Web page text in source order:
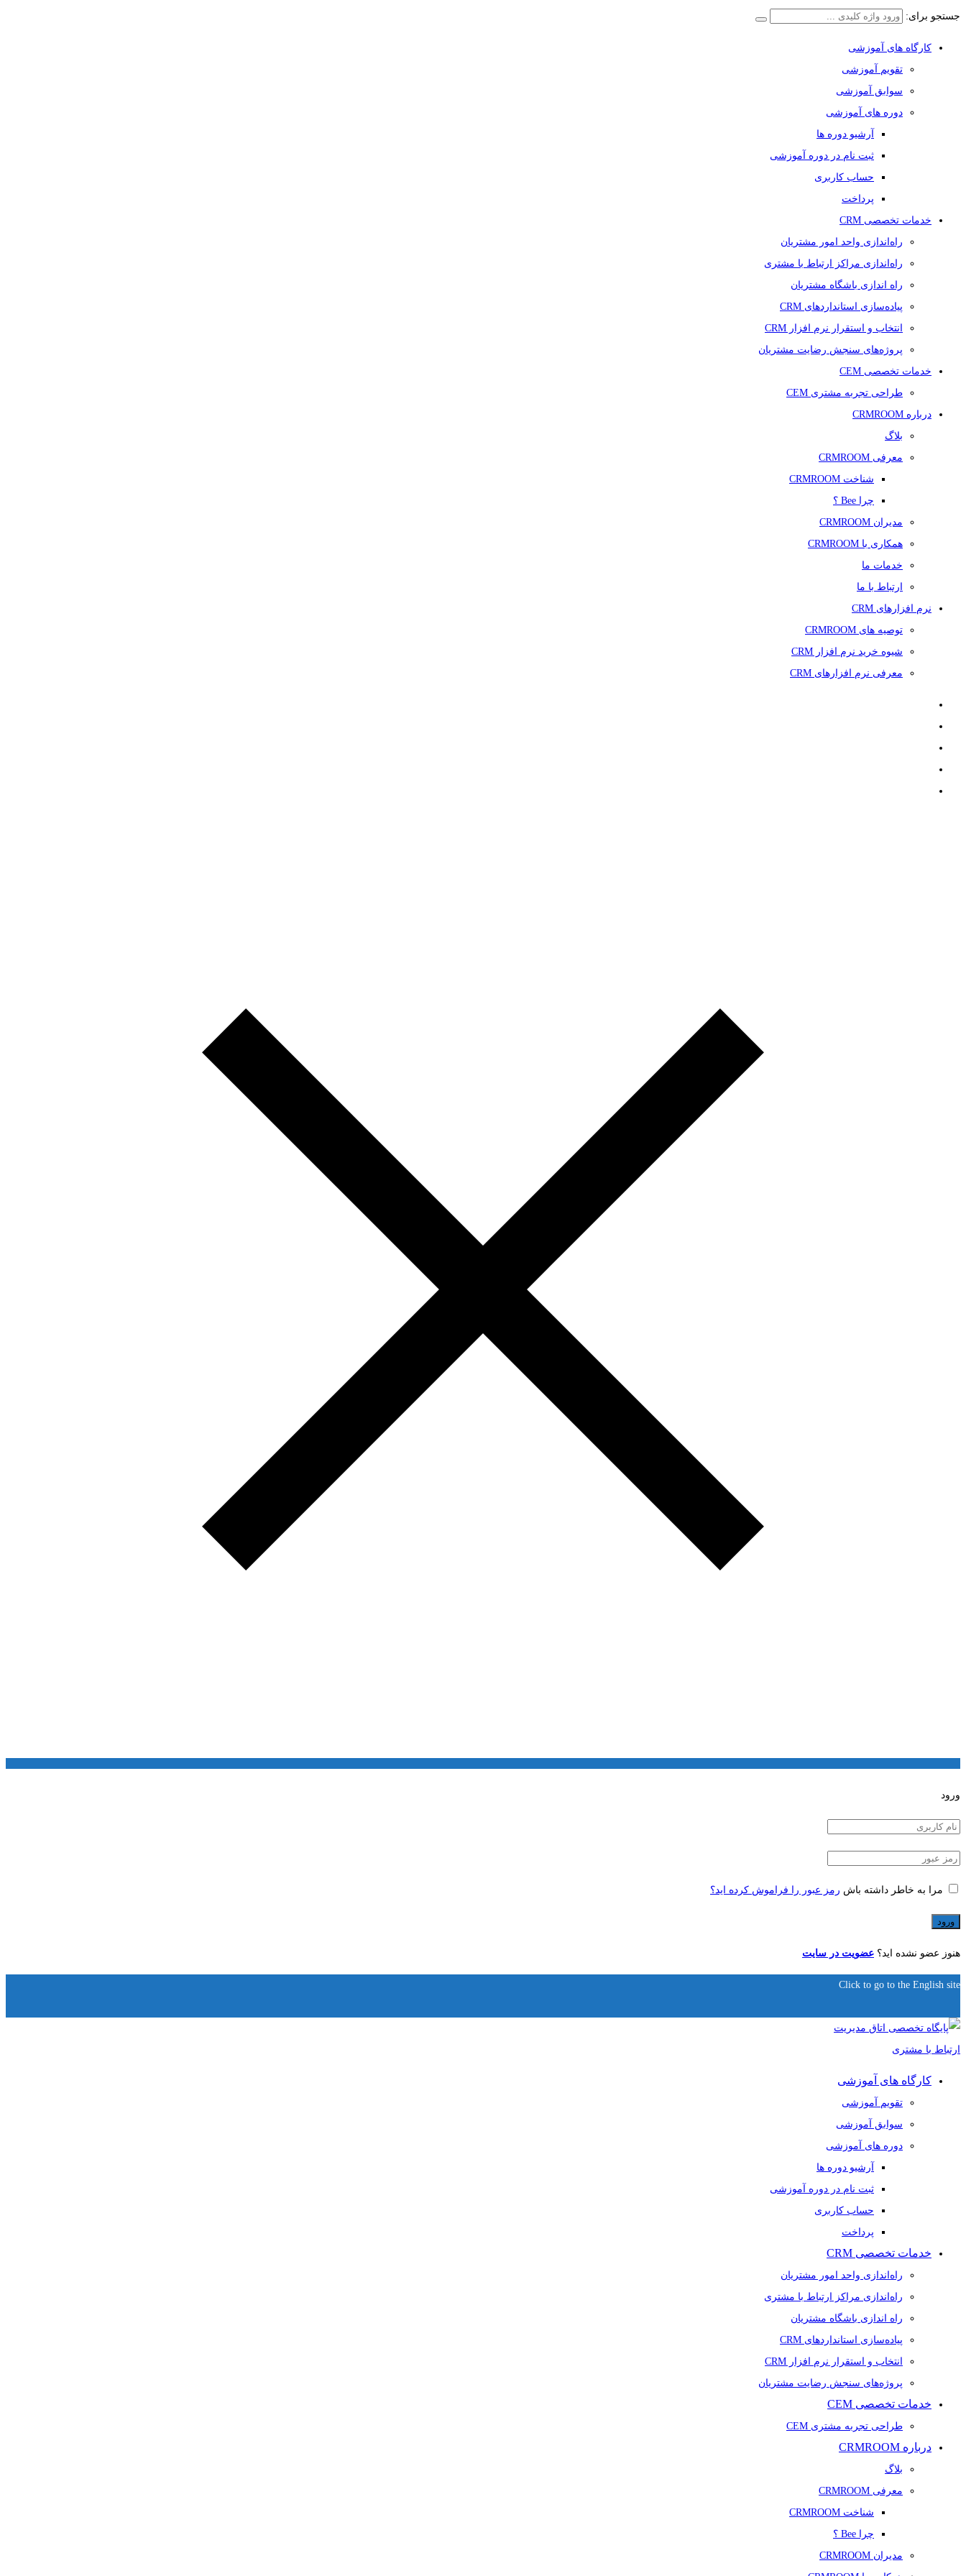
جستجو برای:
کارگاه های آموزشی
تقویم آموزشی
سوابق آموزشی
دوره های آموزشی
آرشیو دوره ها
ثبت نام در دوره آموزشی
حساب کاربری
پرداخت
خدمات تخصصی CRM
راه‌اندازی واحد امور مشتریان
راه‌اندازی مراکز ارتباط با مشتری
راه اندازی باشگاه مشتریان
پیاده‌سازی استانداردهای CRM
انتخاب و استقرار نرم افزار CRM
پروژه‌های سنجش رضایت مشتریان
خدمات تخصصی CEM
طراحی تجربه مشتری CEM
درباره CRMROOM
بلاگ
معرفی CRMROOM
شناخت CRMROOM
چرا Bee ؟
مدیران CRMROOM
همکاری با CRMROOM
خدمات ما
ارتباط با ما
نرم افزارهای CRM
توصیه های CRMROOM
شیوه خرید نرم افزار CRM
معرفی نرم افزارهای CRM
ورود
مرا به خاطر داشته باش رمز عبور را فراموش کرده اید؟
هنوز عضو نشده اید؟ عضویت در سایت
Click to go to the English site
کارگاه های آموزشی
تقویم آموزشی
سوابق آموزشی
دوره های آموزشی
آرشیو دوره ها
ثبت نام در دوره آموزشی
حساب کاربری
پرداخت
خدمات تخصصی CRM
راه‌اندازی واحد امور مشتریان
راه‌اندازی مراکز ارتباط با مشتری
راه اندازی باشگاه مشتریان
پیاده‌سازی استانداردهای CRM
انتخاب و استقرار نرم افزار CRM
پروژه‌های سنجش رضایت مشتریان
خدمات تخصصی CEM
طراحی تجربه مشتری CEM
درباره CRMROOM
بلاگ
معرفی CRMROOM
شناخت CRMROOM
چرا Bee ؟
مدیران CRMROOM